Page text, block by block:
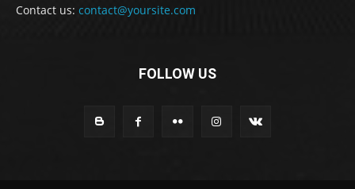
Contact us: contact@yoursite.com
FOLLOW US